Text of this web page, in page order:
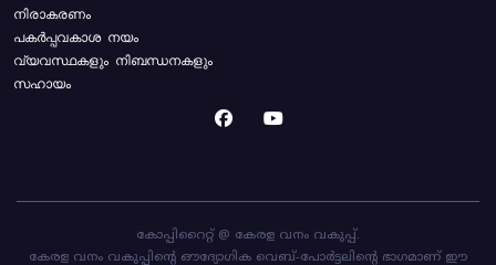
നിരാകരണം
പകർപ്പവകാശ നയം
വ്യവസ്ഥകളും നിബന്ധനകളും
സഹായം
കോപ്പിറൈറ്റ് @ കേരള വനം വകുപ്പ്.
കേരള വനം വകുപ്പിന്റെ ഔദ്യോഗിക വെബ്-പോർട്ടലിന്റെ ഭാഗമാണ് ഈ